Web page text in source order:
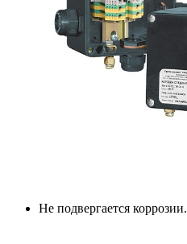
Не подвергается коррозии.